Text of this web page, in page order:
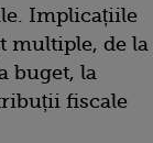
Implicațiile
multiple, de la
buget, la
fiscale